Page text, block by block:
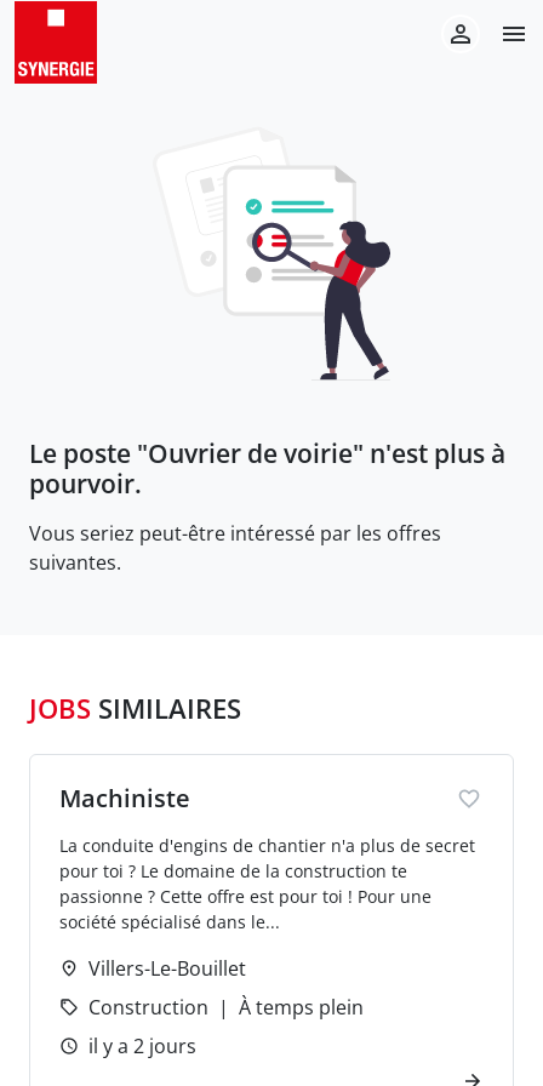
Le poste "Ouvrier de voirie" n'est plus à
pourvoir.
Vous seriez peut-être intéressé par les offres
suivantes.
JOBS SIMILAIRES
Machiniste
La conduite d'engins de chantier n'a plus de secret
pour toi ? Le domaine de la construction te
passionne ? Cette offre est pour toi ! Pour une
société spécialisé dans le...
Villers-Le-Bouillet
Construction
À temps plein
il y a 2 jours